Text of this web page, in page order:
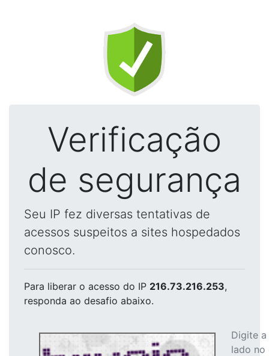
Verificação
de segurança
Seu IP fez diversas tentativas de
acessos suspeitos a sites hospedados
conosco.
Para liberar o acesso do IP 216.73.216.253,
responda ao desafio abaixo.
Digite
lado no